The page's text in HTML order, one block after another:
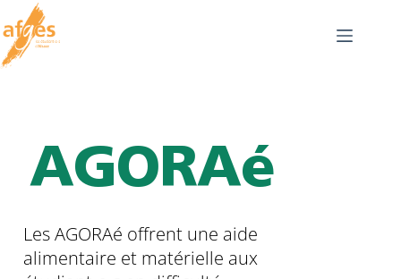
AGORAé
Les AGORAé offrent une aide
alimentaire et matérielle aux